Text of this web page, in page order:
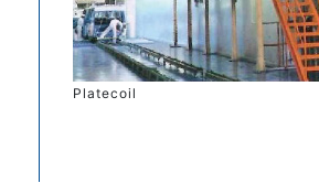
Platecoil